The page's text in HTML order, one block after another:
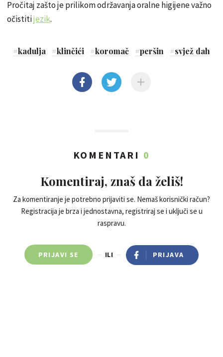
Pročitaj zašto je prilikom održavanja oralne higijene važno
očistitijezik.
#kadulja #klinčići #koromač #peršin #svjež dah
KOMENTARI 0
Komentiraj, znaš da želiš!
Za komentiranje je potrebno prijaviti se. Nemaš korisnički račun?
Registracija je brza i jednostavna, registriraj se i uključi se u
raspravu.
PRIJAVI SE ILI PRIJAVA